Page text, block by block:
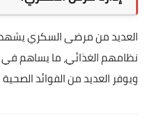
العديد من مرضى السكري
نظامهم الغذائي، ما يساهم
ويوفر العديد من الفوائد الصحية